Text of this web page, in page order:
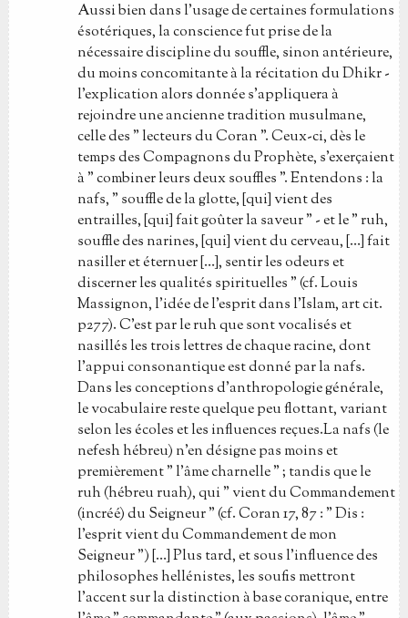
Aussi bien dans l'usage de certaines formulations
ésotériques, la conscience fut prise de la
nécessaire discipline du souffle, sinon antérieure,
du moins concomitante à la récitation du Dhikr -
l'explication alors donnée s'appliquera à
rejoindre une ancienne tradition musulmane,
celle des " lecteurs du Coran ". Ceux-ci, dès le
temps des Compagnons du Prophète, s'exerçaient
à " combiner leurs deux souffles ". Entendons : la
nafs, " souffle de la glotte, [qui] vient des
entrailles, [qui] fait goûter la saveur " - et le " ruh,
souffle des narines, [qui] vient du cerveau, […] fait
nasiller et éternuer […], sentir les odeurs et
discerner les qualités spirituelles " (cf. Louis
Massignon, l'idée de l'esprit dans l'Islam, art cit.
p277). C'est par le ruh que sont vocalisés et
nasillés les trois lettres de chaque racine, dont
l'appui consonantique est donné par la nafs.
Dans les conceptions d'anthropologie générale,
le vocabulaire reste quelque peu flottant, variant
selon les écoles et les influences reçues.La nafs (le
nefesh hébreu) n'en désigne pas moins et
premièrement " l'âme charnelle " ; tandis que le
ruh (hébreu ruah), qui " vient du Commandement
(incréé) du Seigneur " (cf. Coran 17, 87 : " Dis :
l'esprit vient du Commandement de mon
Seigneur ") […] Plus tard, et sous l'influence des
philosophes hellénistes, les soufis mettront
l'accent sur la distinction à base coranique, entre